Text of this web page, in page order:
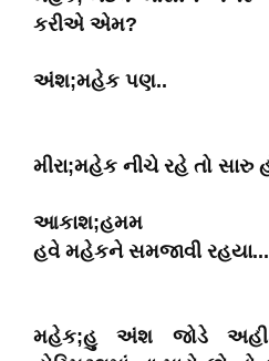
કરીએ એમ?
અંશ;મહેક પણ..
મીરા;મહેક નીચે રહે તો સારુ
આકાશ;હમમ
હવે મહેકને સમજાવી રહયા...
મહેક;હુ અંશ જોડે